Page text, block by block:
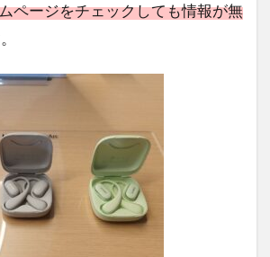
ページをチェックしても情報が無